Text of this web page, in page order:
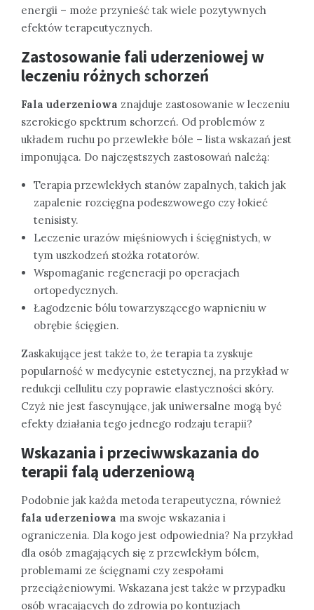
energii – może przynieść tak wiele pozytywnych
efektów terapeutycznych.
Zastosowanie fali uderzeniowej w
leczeniu różnych schorzeń
Fala uderzeniowa znajduje zastosowanie w leczeniu
szerokiego spektrum schorzeń. Od problemów z
układem ruchu po przewlekłe bóle – lista wskazań jest
imponująca. Do najczęstszych zastosowań należą:
Terapia przewlekłych stanów zapalnych, takich jak
zapalenie rozcięgna podeszwowego czy łokieć
tenisisty.
Leczenie urazów mięśniowych i ścięgnistych, w
tym uszkodzeń stożka rotatorów.
Wspomaganie regeneracji po operacjach
ortopedycznych.
Łagodzenie bólu towarzyszącego wapnieniu w
obrębie ścięgien.
Zaskakujące jest także to, że terapia ta zyskuje
popularność w medycynie estetycznej, na przykład w
redukcji cellulitu czy poprawie elastyczności skóry.
Czyż nie jest fascynujące, jak uniwersalne mogą być
efekty działania tego jednego rodzaju terapii?
Wskazania i przeciwwskazania do
terapii falą uderzeniową
Podobnie jak każda metoda terapeutyczna, również
fala uderzeniowa ma swoje wskazania i
ograniczenia. Dla kogo jest odpowiednia? Na przykład
dla osób zmagających się z przewlekłym bólem,
problemami ze ścięgnami czy zespołami
przeciążeniowymi. Wskazana jest także w przypadku
osób wracających do zdrowia po kontuzjach